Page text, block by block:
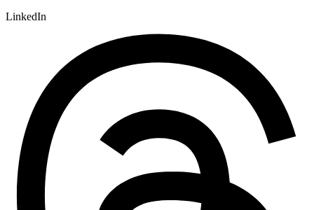
LinkedIn